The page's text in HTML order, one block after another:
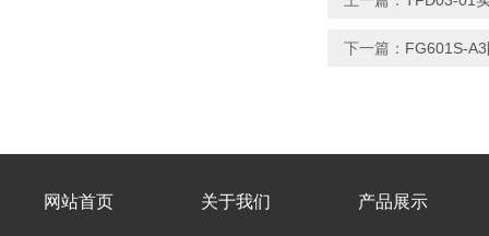
下一篇： FG601S-
网站首页 关于我们 产品展示